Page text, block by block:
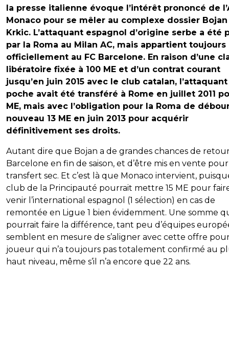
la presse italienne évoque l’intérêt prononcé de
Monaco pour se mêler au complexe dossier Bojan
Krkic. L’attaquant espagnol d’origine serbe a été
par la Roma au Milan AC, mais appartient toujours
officiellement au FC Barcelone. En raison d’une
libératoire fixée à 100 ME et d’un contrat courant
jusqu’en juin 2015 avec le club catalan,
poche avait été transféré à Rome en juillet 2011
ME, mais avec l’obligation pour la Roma de
nouveau 13 ME en juin 2013 pour acquérir
définitivement ses droits.
Autant dire que Bojan a de grandes chances de
Barcelone en fin de saison, et d’être mis en vente
transfert sec. Et c’est là que Monaco intervient,
club de la Principauté pourrait mettre 15 ME pour
venir l’international espagnol (1 sélection) en cas de
remontée en Ligue 1 bien évidemment. Une somme
pourrait faire la différence, tant peu d’équipes
semblent en mesure de s’aligner avec cette offre
joueur qui n’a toujours pas totalement confirmé au
haut niveau, même s’il n’a encore que 22 ans.